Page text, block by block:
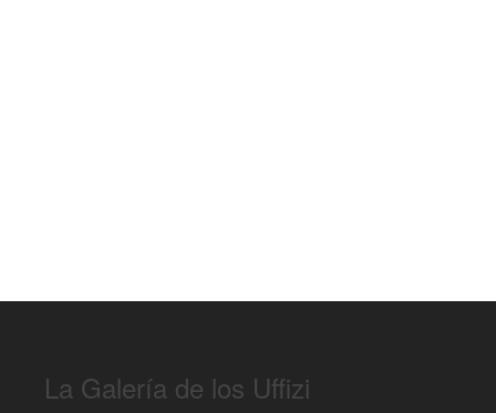
La Galería de los Uffizi